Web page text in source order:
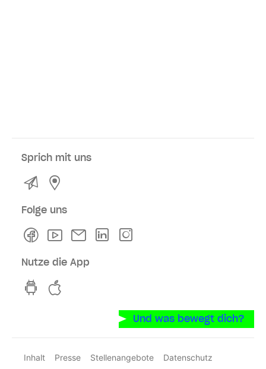
Sprich mit uns
Kontakt
Folge uns
FacebookYoutubeNewsletterLinkedln
Nutze die App
hvv switch App auf GooglePlay
Und was bewegt dich?
Inhalt Presse Stellenangebote
Datenschutz